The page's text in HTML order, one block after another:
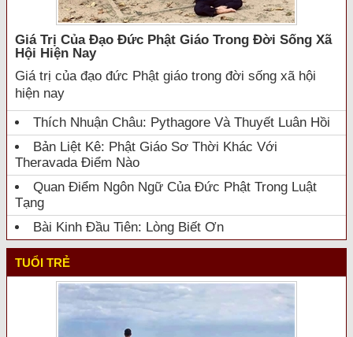
Giá Trị Của Đạo Đức Phật Giáo Trong Đời Sống Xã
Hội Hiện Nay
Giá trị của đạo đức Phật giáo trong đời sống xã hội
hiện nay
Thích Nhuận Châu: Pythagore Và Thuyết Luân Hồi
Bản Liệt Kê: Phật Giáo Sơ Thời Khác Với
Theravada Điểm Nào
Quan Điểm Ngôn Ngữ Của Đức Phật Trong Luật
Tạng
Bài Kinh Đầu Tiên: Lòng Biết Ơn
TUỔI TRẺ